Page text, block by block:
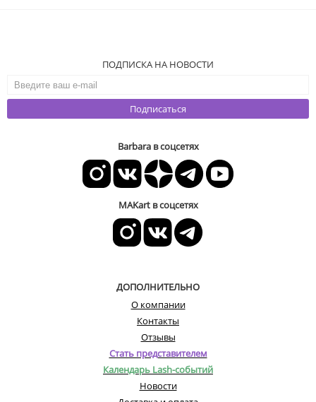
ПОДПИСКА НА НОВОСТИ
Подписаться
Barbara в соцсетях
MAKart в соцсетях
ДОПОЛНИТЕЛЬНО
О компании
Контакты
Отзывы
Стать представителем
Календарь Lash-событий
Новости